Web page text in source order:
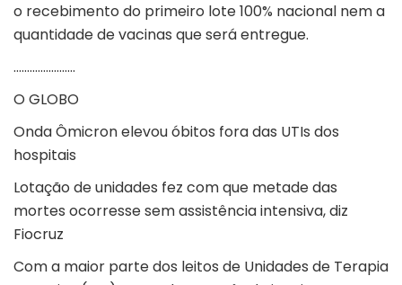
o recebimento do primeiro lote 100% nacional nem a
quantidade de vacinas que será entregue.
…………………..
O GLOBO
Onda Ômicron elevou óbitos fora das UTIs dos
hospitais
Lotação de unidades fez com que metade das
mortes ocorresse sem assistência intensiva, diz
Fiocruz
Com a maior parte dos leitos de Unidades de Terapia